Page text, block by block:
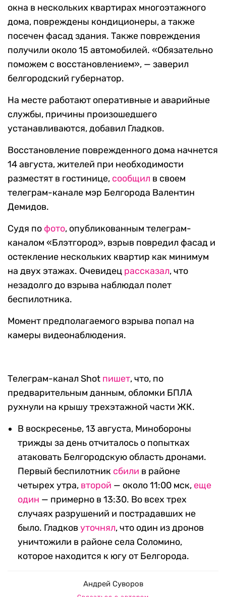
окна в нескольких квартирах многоэтажного
дома, повреждены кондиционеры, а также
посечен фасад здания. Также повреждения
получили около 15 автомобилей. «Обязательно
поможем с восстановлением», — заверил
белгородский губернатор.
На месте работают оперативные и аварийные
службы, причины произошедшего
устанавливаются, добавил Гладков.
Восстановление поврежденного дома начнется
14 августа, жителей при необходимости
разместят в гостинице, сообщил в своем
телеграм-канале мэр Белгорода Валентин
Демидов.
Судя по фото, опубликованным телеграм-
каналом «Блэтгород», взрыв повредил фасад и
остекление нескольких квартир как минимум
на двух этажах. Очевидец рассказал, что
незадолго до взрыва наблюдал полет
беспилотника.
Момент предполагаемого взрыва попал на
камеры видеонаблюдения.
Телеграм-канал Shot пишет, что, по
предварительным данным, обломки БПЛА
рухнули на крышу трехэтажной части ЖК.
В воскресенье, 13 августа, Минобороны
трижды за день отчиталось о попытках
атаковать Белгородскую область дронами.
Первый беспилотник сбили в районе
четырех утра, второй — около 11:00 мск, еще
один — примерно в 13:30. Во всех трех
случаях разрушений и пострадавших не
было. Гладков уточнял, что один из дронов
уничтожили в районе села Соломино,
которое находится к югу от Белгорода.
Андрей Суворов